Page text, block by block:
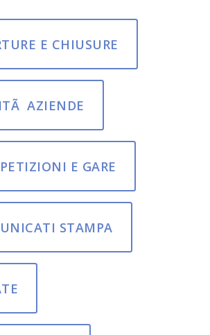
E CHIUSURE
AZIENDE
E GARE
STAMPA